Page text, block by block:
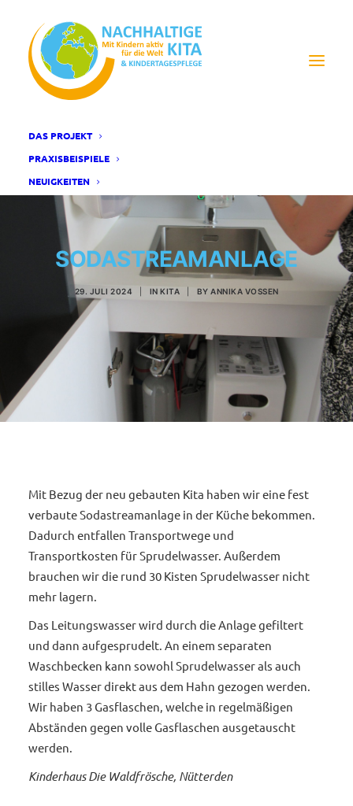
DAS PROJEKT
PRAXISBEISPIELE
NEUIGKEITEN
SODASTREAMANLAGE
29. JULI 2024 IN KITA BY ANNIKA VOSSEN
Mit Bezug der neu gebauten Kita haben wir eine fest
verbaute Sodastreamanlage in der Küche bekommen.
Dadurch entfallen Transportwege und
Transportkosten für Sprudelwasser. Außerdem
brauchen wir die rund 30 Kisten Sprudelwasser nicht
mehr lagern.
Das Leitungswasser wird durch die Anlage gefiltert
und dann aufgesprudelt. An einem separaten
Waschbecken kann sowohl Sprudelwasser als auch
stilles Wasser direkt aus dem Hahn gezogen werden.
Wir haben 3 Gasflaschen, welche in regelmäßigen
Abständen gegen volle Gasflaschen ausgetauscht
werden.
Kinderhaus Die Waldfrösche, Nütterden